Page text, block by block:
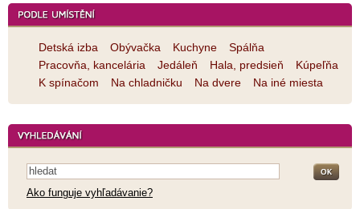
Detská izba Obývačka Kuchyne
Spálňa
Pracovňa, kancelária
Jedáleň Hala, predsieň
Kúpeľňa
K spínačom
Na chladničku Na dvere Na iné miesta
Ako funguje vyhľadávanie?